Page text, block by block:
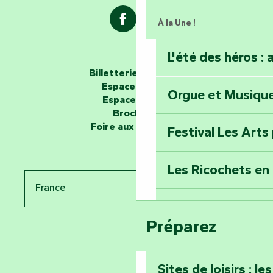
Les passeurs d'histoires
Partez en
Voyagez dans le
Maillezais
À la Une !
L'été des héros :
Orgue et
Festival Les Arts
Les Ricochets
Préparez
Sites de loisirs :
Billetterie en ligne
Espace groupe
Espace presse
Brochures
Foire aux questions
France